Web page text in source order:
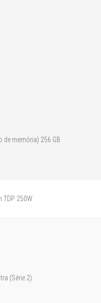
memória) 256 GB
TDP 250W
(Série 2)